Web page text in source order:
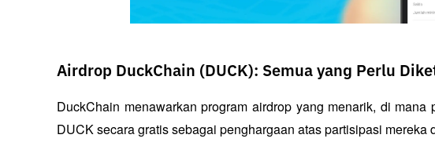
Airdrop DuckChain (DUCK): Semua yang Perlu
DuckChain menawarkan program airdrop yang menarik, di mana
DUCK secara gratis sebagai penghargaan atas partisipasi mereka